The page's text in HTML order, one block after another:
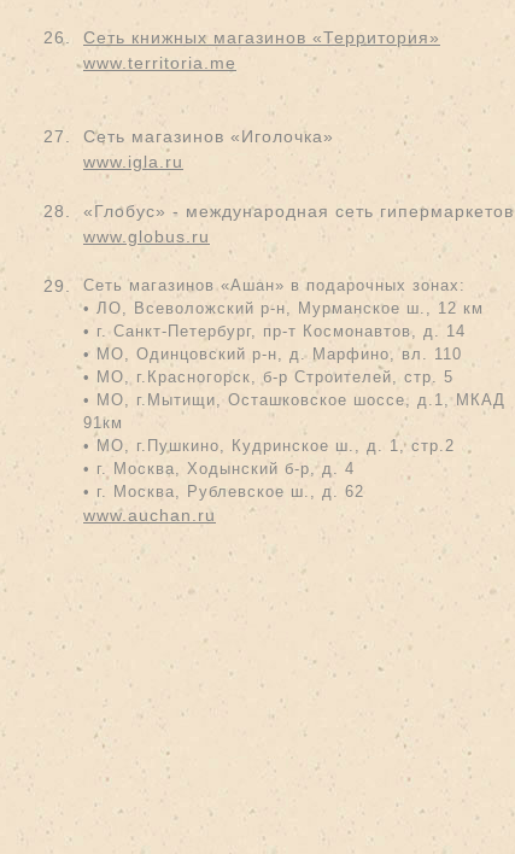
26.
Сеть книжных магазинов «Территория»
www.territoria.me
27.
Сеть магазинов «Иголочка»
www.igla.ru
28. «Глобус» - международная сеть гипермаркетов
www.globus.ru
29.
Сеть магазинов «Ашан» в подарочных зонах:
• ЛО, Всеволожский р-н, Мурманское ш., 12 км
• г. Санкт-Петербург, пр-т Космонавтов, д. 14
• МО, Одинцовский р-н, д. Марфино, вл. 110
• МО, г.Красногорск, б-р Строителей, стр. 5
• МО, г.Мытищи, Осташковское шоссе, д.1, МКАД
91км
• МО, г.Пушкино, Кудринское ш., д. 1, стр.2
• г. Москва, Ходынский б-р, д. 4
• г. Москва, Рублевское ш., д. 62
www. auchan.ru